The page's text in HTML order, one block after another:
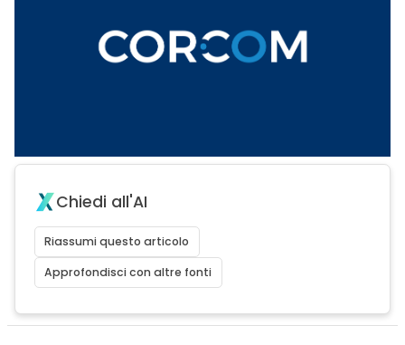
Chiedi all'AI
Riassumi questo articolo
Approfondisci con altre fonti